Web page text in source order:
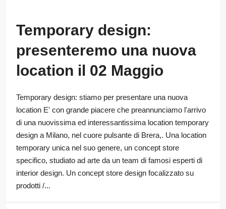
Temporary design:
presenteremo una nuova
location il 02 Maggio
Temporary design: stiamo per presentare una nuova
location E' con grande piacere che preannunciamo l'arrivo
di una nuovissima ed interessantissima location temporary
design a Milano, nel cuore pulsante di Brera,. Una location
temporary unica nel suo genere, un concept store
specifico, studiato ad arte da un team di famosi esperti di
interior design. Un concept store design focalizzato su
prodotti /...